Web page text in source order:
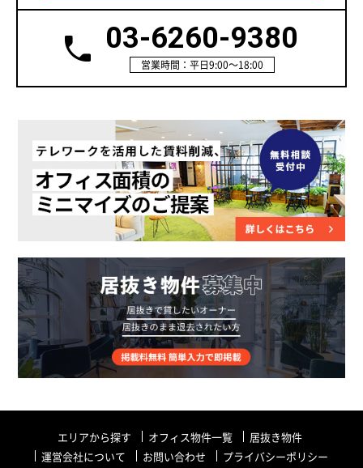
03-6260-9380
営業時間：平日9:00～18:00
エリアから探す オフィス物件一覧
居抜き物件
運営会社について
お問い合わせ プライバシーポリシー